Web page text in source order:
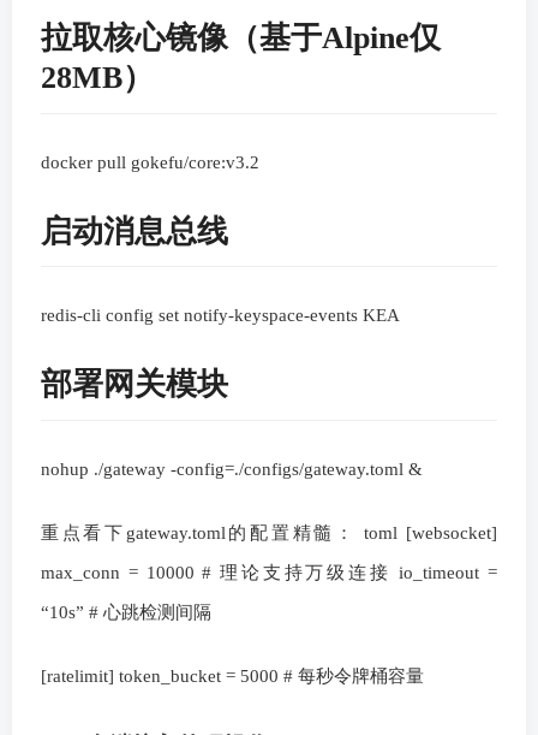
拉取核心镜像（基于Alpine仅
28MB）
docker pull gokefu/core:v3.2
启动消息总线
redis-cli config set notify-keyspace-events KEA
部署网关模块
nohup ./gateway -config=./configs/gateway.toml &
重点看下gateway.toml的配置精髓： toml [websocket]
max_conn = 10000 # 理论支持万级连接 io_timeout =
“10s” # 心跳检测间隔
[ratelimit] token_bucket = 5000 # 每秒令牌桶容量